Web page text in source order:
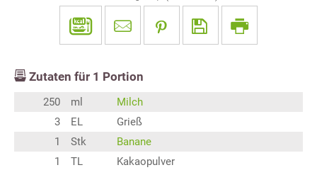
Zutaten für 1 Portion
250 ml
Milch
3
EL
Grieß
1
Stk
Banane
1
TL Kakaopulver